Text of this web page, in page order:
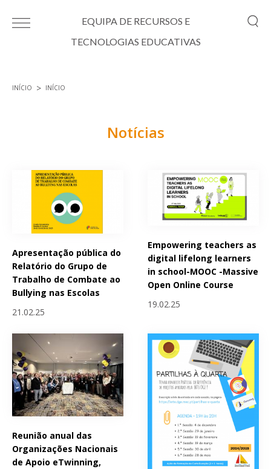
EQUIPA DE RECURSOS E
TECNOLOGIAS EDUCATIVAS
INÍCIO INÍCIO
Notícias
Apresentação pública do
Relatório do Grupo de
Trabalho de Combate ao
Bullying nas Escolas
21.02.25
Empowering teachers as
digital lifelong learners
in school-MOOC -Massive
Open Online Course
19.02.25
Reunião anual das
Organizações Nacionais
de Apoio eTwinning,
Páginas